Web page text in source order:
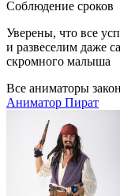
Соблюдение сроков
Уверены, что все
и развеселим даже
скромного малыша
Все аниматоры
Аниматор Пират